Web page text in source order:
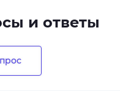
и ответы